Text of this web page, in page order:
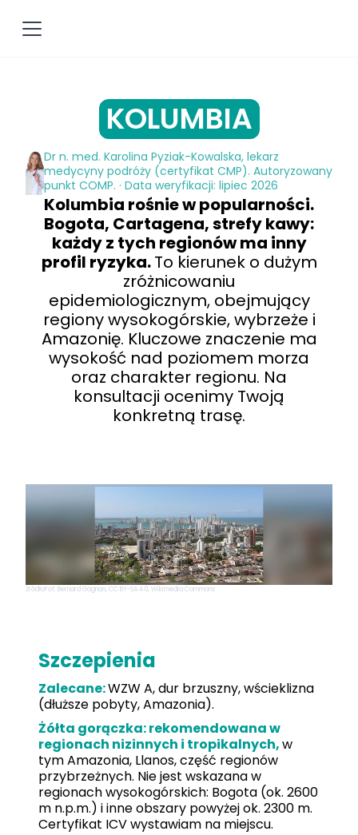
KOLUMBIA
Dr n. med. Karolina Pyziak-Kowalska, lekarz
medycyny podróży (certyfikat CMP). Autoryzowany
punkt COMP. · Data weryfikacji: lipiec 2026
Kolumbia rośnie w popularności.
Bogota, Cartagena, strefy kawy:
każdy z tych regionów ma inny
profil ryzyka.To kierunek o dużym
zróżnicowaniu
epidemiologicznym, obejmujący
regiony wysokogórskie, wybrzeże i
Amazonię. Kluczowe znaczenie ma
wysokość nad poziomem morza
oraz charakter regionu. Na
konsultacji ocenimy Twoją
konkretną trasę.
ŹródłoFot. Bernard Gagnon, CC BY-SA 4.0, Wikimedia Commons
Szczepienia
Zalecane:WZW A, dur brzuszny, wścieklizna
(dłuższe pobyty, Amazonia).
Żółta gorączka: rekomendowana w
regionach nizinnych i tropikalnych,w
tym Amazonia, Llanos, część regionów
przybrzeżnych. Nie jest wskazana w
regionach wysokogórskich: Bogota (ok. 2600
m n.p.m.) i inne obszary powyżej ok. 2300 m.
Certyfikat ICV wystawiam na miejscu.